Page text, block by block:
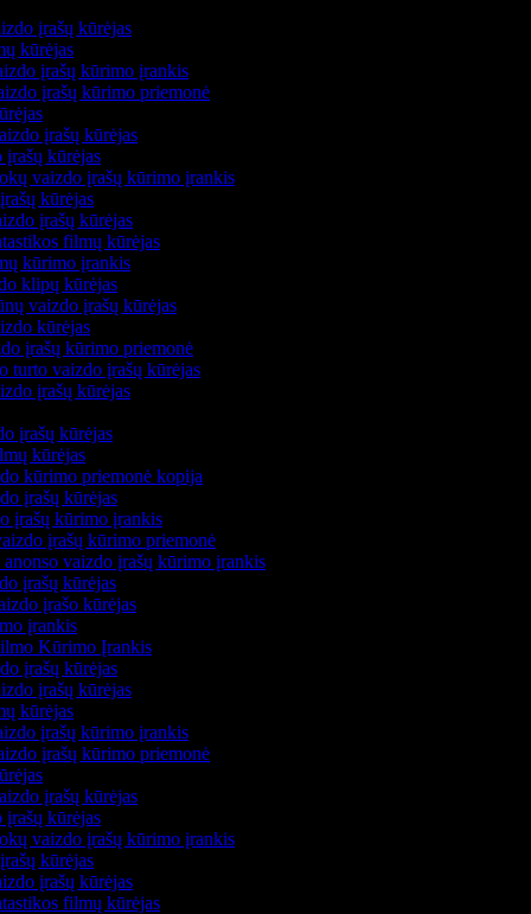
įrašų kūrėjas
kūrėjas
įrašų kūrimo įrankis
įrašų kūrimo priemonė
įrašų kūrėjas
įrašų kūrėjas
vaizdo įrašų kūrimo įrankis
kūrėjas
įrašų kūrėjas
filmų kūrėjas
kūrimo įrankis
klipų kūrėjas
vaizdo įrašų kūrėjas
kūrėjas
įrašų kūrimo priemonė
turto vaizdo įrašų kūrėjas
įrašų kūrėjas
įrašų kūrėjas
kūrėjas
kūrimo priemonė kopija
įrašų kūrėjas
įrašų kūrimo įrankis
įrašų kūrimo priemonė
anonso vaizdo įrašų kūrimo įrankis
įrašų kūrėjas
įrašo kūrėjas
įrankis
Kūrimo Įrankis
įrašų kūrėjas
įrašų kūrėjas
kūrėjas
įrašų kūrimo įrankis
įrašų kūrimo priemonė
įrašų kūrėjas
įrašų kūrėjas
vaizdo įrašų kūrimo įrankis
kūrėjas
įrašų kūrėjas
filmų kūrėjas